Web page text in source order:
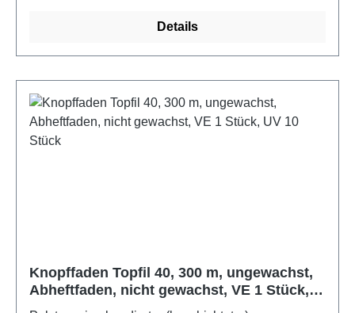
Details
Knopffaden Topfil 40, 300 m, ungewachst,
Abheftfaden, nicht gewachst, VE 1 Stück,
UV 10 Stück